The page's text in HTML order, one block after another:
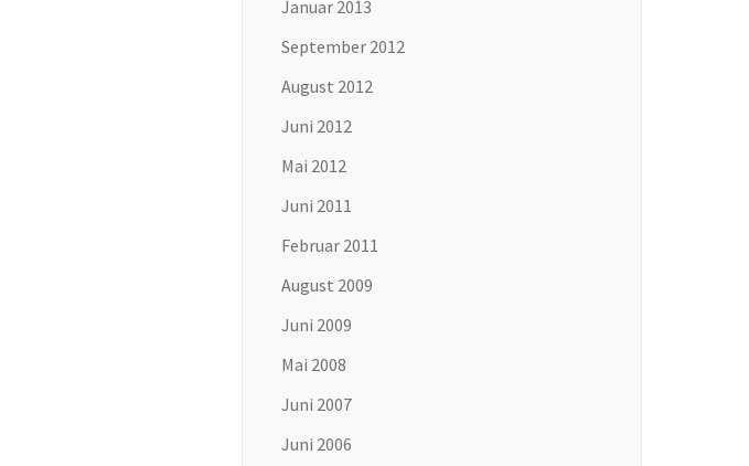
Januar 2013
September 2012
August 2012
Juni 2012
Mai 2012
Juni 2011
Februar 2011
August 2009
Juni 2009
Mai 2008
Juni 2007
Juni 2006